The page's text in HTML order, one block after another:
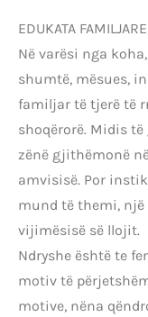
EDUKATA
Në varësi nga
shumtë, mësues,
familjar të tjerë të
shoqërorë. Midis
zënë gjithëmonë
amvisisë. Por
mund të themi,
vijimësisë së llojit.
Ndryshe është te
motiv të
motive, nëna